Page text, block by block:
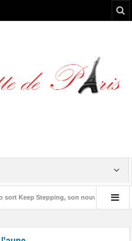
Keep Stepping, son nouvel EP